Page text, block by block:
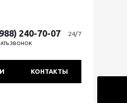
240-70-07 24/7
ЗВОНОК
КОНТАКТЫ